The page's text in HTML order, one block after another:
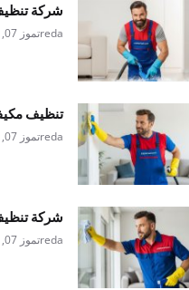
شركة
redaتموز 07, 2026
تنظيف
redaتموز 07, 2026
شركة
redaتموز 07, 2026